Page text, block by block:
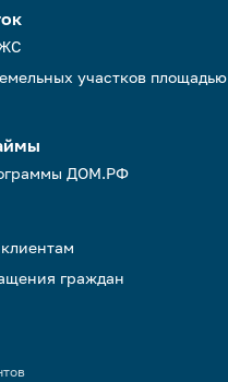
участков площадью
ДОМ.РФ
граждан